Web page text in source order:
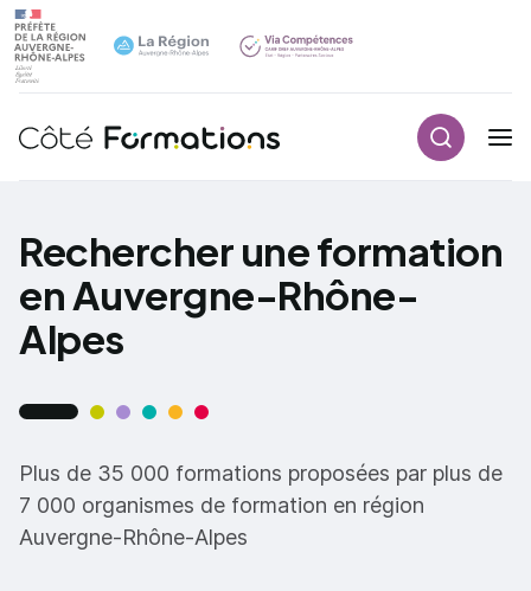
Navigation principale
Rechercher une formation
en Auvergne-Rhône-
Alpes
Plus de 35 000 formations proposées par plus de
7 000 organismes de formation en région
Auvergne-Rhône-Alpes